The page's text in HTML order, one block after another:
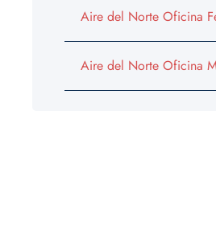
Aire del Norte Oficina
Aire del Norte Oficina